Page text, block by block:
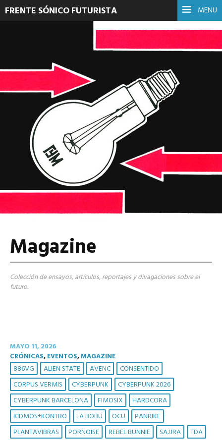
MENU
FRENTE SÓNICO FUTURISTA
Magazine
Colección de ensayos, artículos, reportajes y divagaciones sobre el
futuro.
MAYO 11, 2026
CRÓNICAS,EVENTOS,MAGAZINE
886VG ALIEN STATE AVENC
CONSENTIDO
CORPUS VERMIS
CYBERPUNK
CYBERPUNK 2026
CYBERPUNK BARCELONA
FIMOSIX
HARDCORA
KIDMOS+KONTRO
LA BOBU OCU
PANRIKE
PLANTAVIBRAS
PORNOISE REBEL BUNNIE SAJJRA TDA